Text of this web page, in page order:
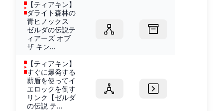
【ティアキン】
ダライト森林の
青ヒノックス
ゼルダの伝説テ
ィアーズ オブ
ザ キン...
【ティアキン】
すぐに爆発する
薪盾を使ってイ
エロックを倒す
リンク【ゼルダ
の伝説 テ...